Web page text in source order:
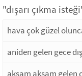
"dışarı çıkma
hava çok güzel
aniden gelen gece
akşam akşam gelen